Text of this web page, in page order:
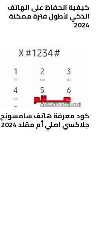
كيفية الحفاظ على الهاتف
الذكي لأطول فترة ممكنة
2024
كود معرفة هاتف سامسونج
جلاكسي اصلي أم مقلد 2024